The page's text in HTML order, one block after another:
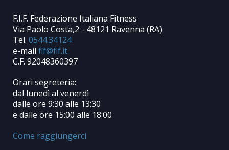
F.I.F. Federazione Italiana Fitness
Via Paolo Costa,2 - 48121 Ravenna (RA)
Tel. 0544.34124
e-mail
C.F. 92048360397
Orari segreteria:
dal lunedì al venerdì
dalle ore 9:30 alle 13:30
e dalle ore 15:00 alle 18:00
Come raggiungerci